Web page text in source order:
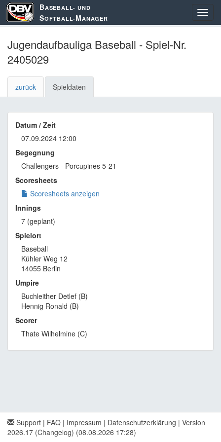
BASEBALL- UND
SOFTBALL-MANAGER
Jugendaufbauliga Baseball - Spiel-Nr.
2405029
zurück Spieldaten
Datum / Zeit
07.09.2024 12:00
Begegnung
Challengers - Porcupines 5-21
Scoresheets
Scoresheets anzeigen
Innings
7 (geplant)
Spielort
Baseball
Kühler Weg 12
14055 Berlin
Umpire
Buchleither Detlef (B)
Hennig Ronald (B)
Scorer
Thate Wilhelmine (C)
Support | FAQ | Impressum | Datenschutzerklärung | Version
2026.17 (Changelog) (08.08.2026 17:28)